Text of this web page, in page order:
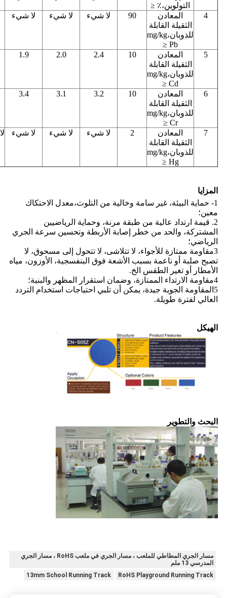
التولوين،٪ ≤
4
المعادن
الثقيلة القابلة
للذوبان،mg/kg
Pb ≤
90 لا شيء لا شيء لا شيء
5
المعادن
الثقيلة القابلة
للذوبان،mg/kg
Cd ≤
10
2.4
2.0
1.9
6
المعادن
الثقيلة القابلة
للذوبان،mg/kg
Cr ≤
10
3.2
3.1
3.4
7
المعادن
الثقيلة القابلة
للذوبان،mg/kg
Hg ≤
2 لا شيء لا شيء لا شيء
المزايا
1- حماية البيئة، غير سامة وخالية من التلوث،معدل الاحتكاك
معين؛
2. قيمة ارتداد عالية من طبقة مرنة، وحماية الرياضيين
المشتركة، والحد من خطر إصابة الأربطة وتحسين سرعة الجري
الرياضي؛
3مقاومة ممتازة للأجواء، لا تتلاشى، لا تتحول إلى مسحوق، لا
تصبح صلبة أو ناعمة بسبب الأشعة فوق البنفسجية، الأوزون، مياه
الأمطار أو تغير الطقس الخ.
4مقاومة الارتداء الممتازة، وضمان استقرار المظهر والبنية؛
5المقاومة الجوية جيدة، يمكن أن تلبي احتياجات استخدام التردد
العالي لفترة طويلة.
الهيكل
البحث والتطوير
مسار الجري المطاطي للملعب ، مسار الجري في ملعب RoHS ، مسار الجري
المدرسي 13 ملم
RoHS Playground Running Track
13mm School Running Track